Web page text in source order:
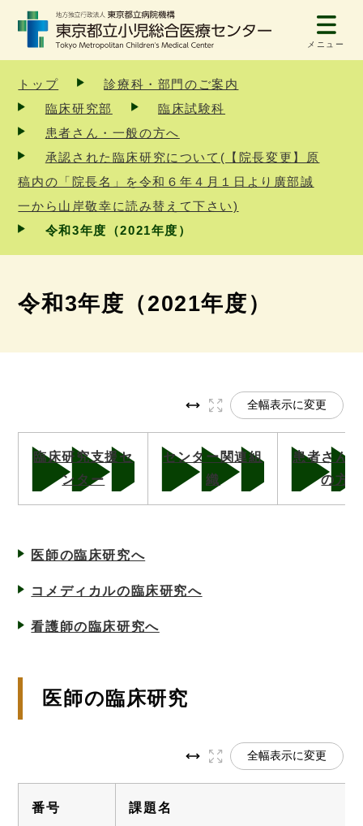
メニュー
トップ
診療科・部門のご案内
臨床研究部
臨床試験科
患者さん・一般の方へ
承認された臨床研究について(【院長変更】原
稿内の「院長名」を令和６年４月１日より廣部誠
一から山岸敬幸に読み替えて下さい)
令和3年度（2021年度）
令和3年度（2021年度）
全幅表示に変更
臨床研究支援セ
ンター
センター関連組
織
患者さん
の方
医師の臨床研究へ
コメディカルの臨床研究へ
看護師の臨床研究へ
医師の臨床研究
全幅表示に変更
番号 課題名